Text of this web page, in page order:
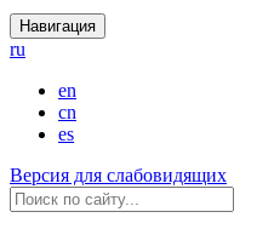
Навигация
ru
en
cn
es
Версия для слабовидящих